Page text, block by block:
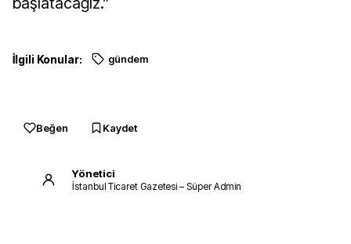
İlgili Konular: gündem
Beğen Kaydet
Yönetici
İstanbul Ticaret Gazetesi – Süper Admin